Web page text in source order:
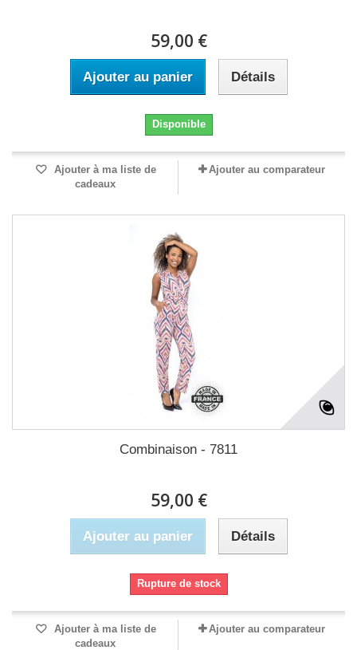
59,00 €
Ajouter au panier Détails
Disponible
Ajouter à ma liste de
cadeaux
Ajouter au comparateur
Combinaison - 7811
59,00 €
Ajouter au panier Détails
Rupture de stock
Ajouter à ma liste de
cadeaux
Ajouter au comparateur